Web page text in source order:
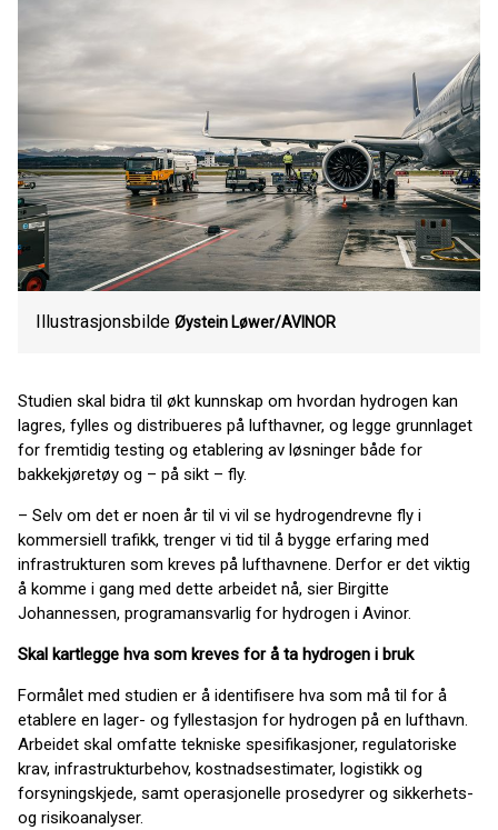
Illustrasjonsbilde Øystein Løwer/AVINOR
Studien skal bidra til økt kunnskap om hvordan hydrogen kan
lagres, fylles og distribueres på lufthavner, og legge grunnlaget
for fremtidig testing og etablering av løsninger både for
bakkekjøretøy og – på sikt – fly.
– Selv om det er noen år til vi vil se hydrogendrevne fly i
kommersiell trafikk, trenger vi tid til å bygge erfaring med
infrastrukturen som kreves på lufthavnene. Derfor er det viktig
å komme i gang med dette arbeidet nå, sier Birgitte
Johannessen, programansvarlig for hydrogen i Avinor.
Skal kartlegge hva som kreves for å ta hydrogen i bruk
Formålet med studien er å identifisere hva som må til for å
etablere en lager- og fyllestasjon for hydrogen på en lufthavn.
Arbeidet skal omfatte tekniske spesifikasjoner, regulatoriske
krav, infrastrukturbehov, kostnadsestimater, logistikk og
forsyningskjede, samt operasjonelle prosedyrer og sikkerhets-
og risikoanalyser.